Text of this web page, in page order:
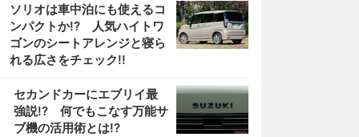
ソリオは車中泊にも使えるコ
ンパクトか!? 人気ハイトワ
ゴンのシートアレンジと寝ら
れる広さをチェック!!
セカンドカーにエブリイ最
強説!? 何でもこなす万能サ
ブ機の活用術とは!?